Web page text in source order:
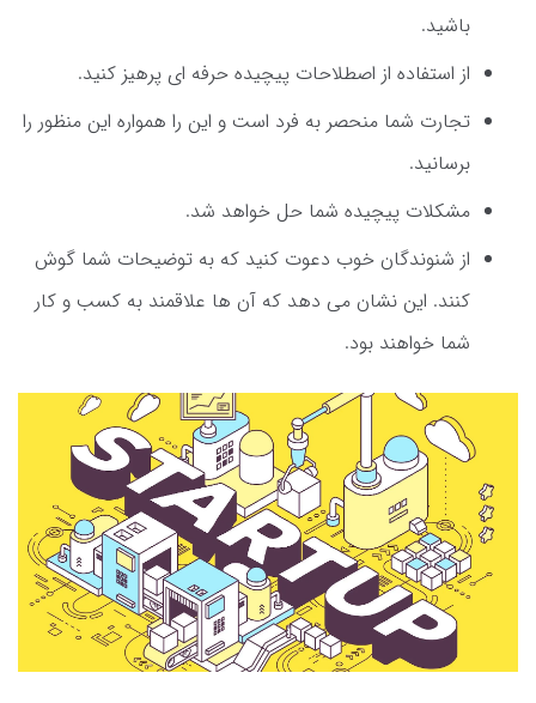
باشید.
از استفاده از اصطلاحات پیچیده حرفه ای پرهیز کنید.
تجارت شما منحصر به فرد است و این را همواره این منظور را
برسانید.
مشکلات پیچیده شما حل خواهد شد.
از شنوندگان خوب دعوت کنید که به توضیحات شما گوش
کنند. این نشان می دهد که آن ها علاقمند به کسب و کار
شما خواهند بود.